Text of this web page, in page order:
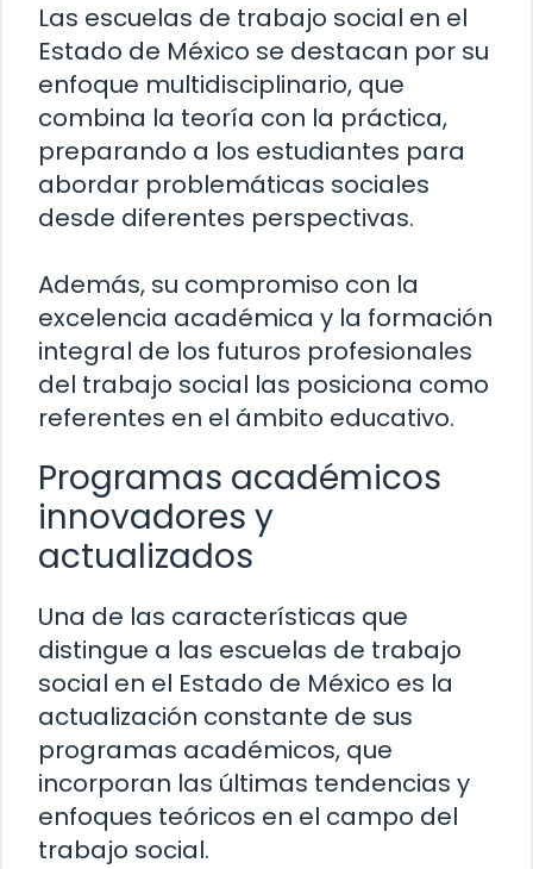
Las escuelas de trabajo social en el
Estado de México se destacan por su
enfoque multidisciplinario, que
combina la teoría con la práctica,
preparando a los estudiantes para
abordar problemáticas sociales
desde diferentes perspectivas.
Además, su compromiso con la
excelencia académica y la formación
integral de los futuros profesionales
del trabajo social las posiciona como
referentes en el ámbito educativo.
Programas académicos
innovadores y
actualizados
Una de las características que
distingue a las escuelas de trabajo
social en el Estado de México es la
actualización constante de sus
programas académicos, que
incorporan las últimas tendencias y
enfoques teóricos en el campo del
trabajo social.